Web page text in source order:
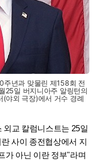
주년과 맞물린 제158회 전
25일 버지니아주 알링턴의
야외 극장)에서 거수 경례
교 칼럼니스트는 25일
사이 종전협상에서 지
가 아닌 이란 정부"라며